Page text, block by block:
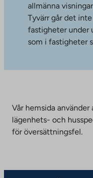
allmänna
Tyvärr går det
fastigheter under
som i fastigheter
Vår hemsida
lägenhets- och
för översättningsfel.